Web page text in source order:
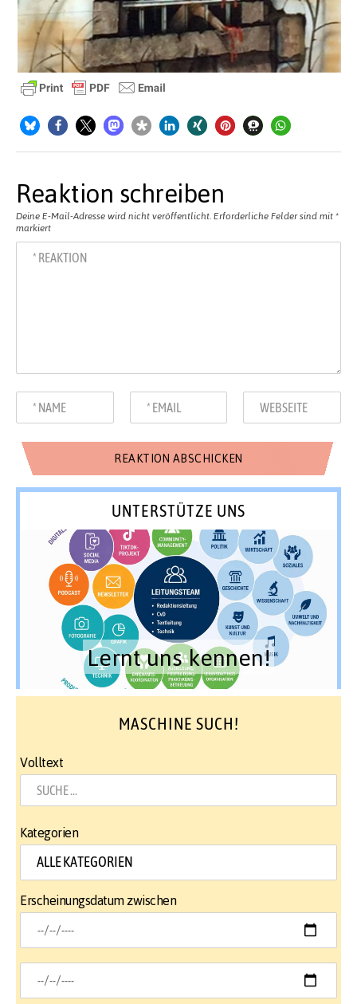
Reaktion schreiben
Deine E-Mail-Adresse wird nicht veröffentlicht. Erforderliche Felder sind mit *
markiert
UNTERSTÜTZE UNS
Lernt uns kennen!
MASCHINE SUCH!
Volltext
Kategorien
Erscheinungsdatum zwischen